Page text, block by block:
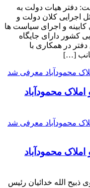
دفتر هیات دولت به
اجرایی کلان دولت و
و اجرای سیاست ها
کشور دارای جایگاه
در همکاری با
[…]
محمودآباد
محمودآباد
ذبیح الله خدائیان رئیس